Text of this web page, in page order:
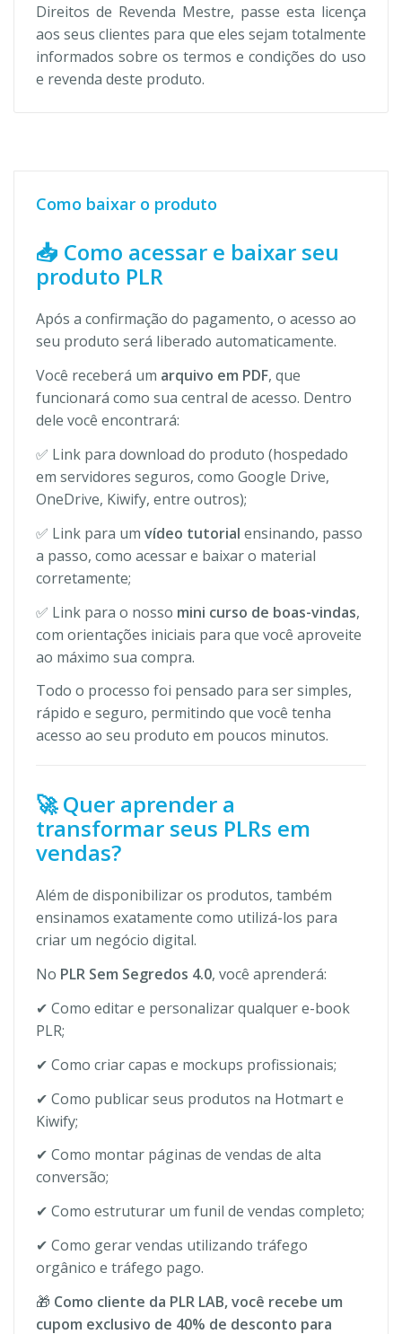
Direitos de Revenda Mestre, passe esta licença
aos seus clientes para que eles sejam totalmente
informados sobre os termos e condições do uso
e revenda deste produto.
Como baixar o produto
📥 Como acessar e baixar seu
produto PLR
Após a confirmação do pagamento, o acesso ao
seu produto será liberado automaticamente.
Você receberá um arquivo em PDF, que
funcionará como sua central de acesso. Dentro
dele você encontrará:
✅ Link para download do produto (hospedado
em servidores seguros, como Google Drive,
OneDrive, Kiwify, entre outros);
✅ Link para um vídeo tutorial ensinando, passo
a passo, como acessar e baixar o material
corretamente;
✅ Link para o nosso mini curso de boas-vindas,
com orientações iniciais para que você aproveite
ao máximo sua compra.
Todo o processo foi pensado para ser simples,
rápido e seguro, permitindo que você tenha
acesso ao seu produto em poucos minutos.
🚀 Quer aprender a
transformar seus PLRs em
vendas?
Além de disponibilizar os produtos, também
ensinamos exatamente como utilizá-los para
criar um negócio digital.
No PLR Sem Segredos 4.0, você aprenderá:
✔ Como editar e personalizar qualquer e-book
PLR;
✔ Como criar capas e mockups profissionais;
✔ Como publicar seus produtos na Hotmart e
Kiwify;
✔ Como montar páginas de vendas de alta
conversão;
✔ Como estruturar um funil de vendas completo;
✔ Como gerar vendas utilizando tráfego
orgânico e tráfego pago.
🎁 Como cliente da PLR LAB, você recebe um
cupom exclusivo de 40% de desconto para